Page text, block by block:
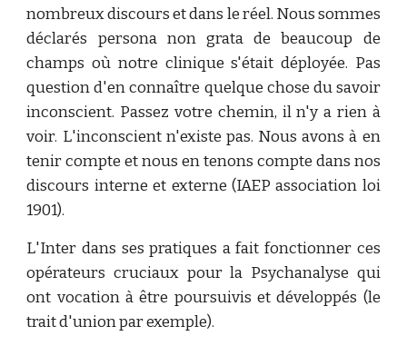
nombreux discours et dans le réel. Nous sommes
déclarés persona non grata de beaucoup de
champs où notre clinique s'était déployée. Pas
question d'en connaître quelque chose du savoir
inconscient. Passez votre chemin, il n'y a rien à
voir. L'inconscient n'existe pas. Nous avons à en
tenir compte et nous en tenons compte dans nos
discours interne et externe (IAEP association loi
1901).
L'Inter dans ses pratiques a fait fonctionner ces
opérateurs cruciaux pour la Psychanalyse qui
ont vocation à être poursuivis et développés (le
trait d'union par exemple).